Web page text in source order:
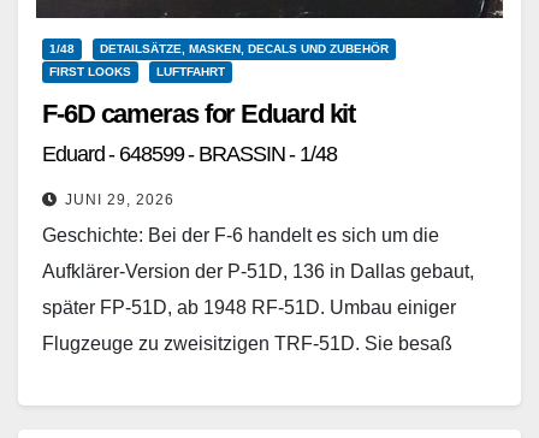
1/48
DETAILSÄTZE, MASKEN, DECALS UND ZUBEHÖR
FIRST LOOKS
LUFTFAHRT
F-6D cameras for Eduard kit
Eduard - 648599 - BRASSIN - 1/48
JUNI 29, 2026
Geschichte: Bei der F-6 handelt es sich um die
Aufklärer-Version der P-51D, 136 in Dallas gebaut,
später FP-51D, ab 1948 RF-51D. Umbau einiger
Flugzeuge zu zweisitzigen TRF-51D. Sie besaß